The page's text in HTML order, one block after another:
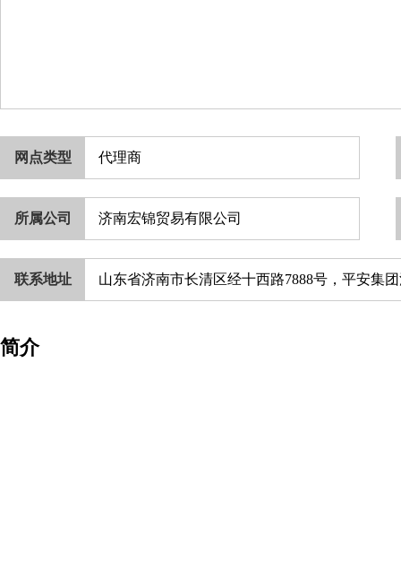
网点类型 代理商
所属公司 济南宏锦贸易有限公司
联系地址 山东省济南市长清区经十西路7888号，平安集
简介